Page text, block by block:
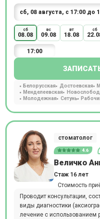
сб
08.08
вс
09.08
вт
18.08
сб
17:00
Белорусская Достоевская
Менделеевская
Молодежная
Сетунь
стоматолог
4.6
Величко
Стаж 16 лет
Стоимость
Проводит консультации,
виды диагностики
лечение с использованием